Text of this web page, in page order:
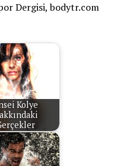
Dergisi, bodytr.com
Kolye